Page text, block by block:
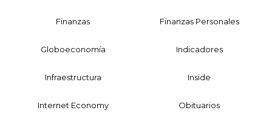
Finanzas Finanzas Personales
Globoeconomía Indicadores
Infraestructura Inside
Internet Economy Obituarios